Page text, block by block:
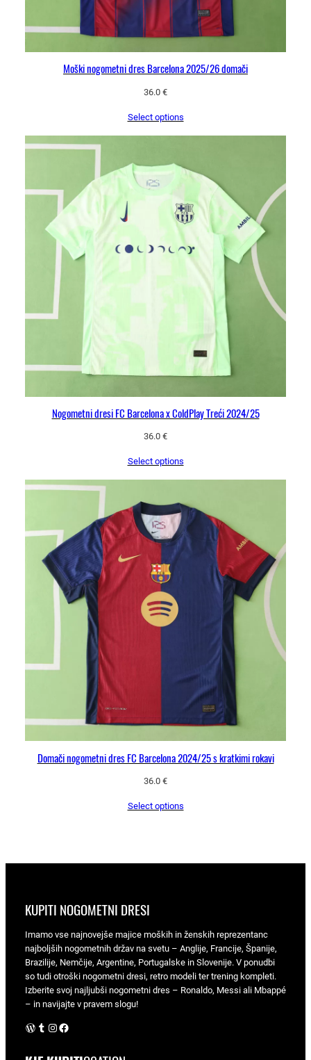
Moški nogometni dres Barcelona 2025/26 domači
36.0 €
Select options
Nogometni dresi FC Barcelona x ColdPlay Treći 2024/25
36.0 €
Select options
Domači nogometni dres FC Barcelona 2024/25 s kratkimi rokavi
36.0 €
Select options
KUPITI NOGOMETNI DRESI
Imamo vse najnovejše majice moških in ženskih reprezentanc
najboljših nogometnih držav na svetu – Anglije, Francije, Španije,
Brazilije, Nemčije, Argentine, Portugalske in Slovenije. V ponudbi
so tudi otroški nogometni dresi, retro modeli ter trening kompleti.
Izberite svoj najljubši nogometni dres – Ronaldo, Messi ali Mbappé
– in navijajte v pravem slogu!
WordPress Instagram Facebook